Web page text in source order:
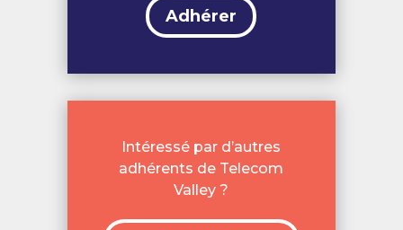
Adhérer
Intéressé par d’autres
adhérents de Telecom
Valley ?